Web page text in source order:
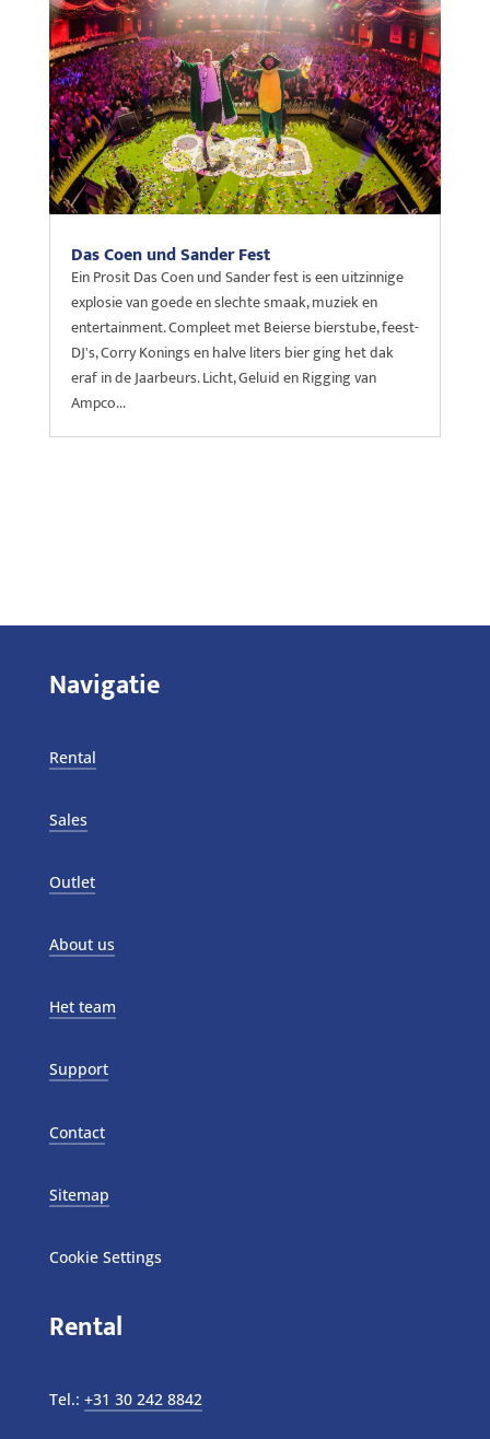
Das Coen und Sander Fest
Ein Prosit Das Coen und Sander fest is een uitzinnige
explosie van goede en slechte smaak, muziek en
entertainment. Compleet met Beierse bierstube, feest-
DJ's, Corry Konings en halve liters bier ging het dak
eraf in de Jaarbeurs. Licht, Geluid en Rigging van
Ampco...
Navigatie
Rental
Sales
Outlet
About us
Het team
Support
Contact
Sitemap
Cookie Settings
Rental
Tel.: +31 30 242 8842